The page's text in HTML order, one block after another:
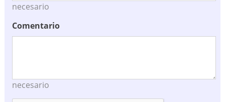
necesario
Comentario
necesario